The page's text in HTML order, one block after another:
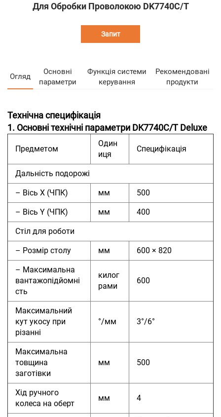
Для Обробки Проволокою DK7740C/T
Запит
Огляд
Основні
параметри
Функція системи
керування
Рекомендовані
продукти
Технічна специфікація
1. Основні технічні параметри DK7740C/T Deluxe
Предметом
Один
иця
Специфікація
Дальність подорожі
– Вісь X (ЧПК) мм 500
– Вісь Y (ЧПК) мм 400
Стіл для роботи
– Розмір столу мм 600 × 820
– Максимальна
вантажопідйомні
сть
килог
рами
600
Максимальний
кут укосу при
різанні
°/мм 3°/6°
Максимальна
товщина
заготівки
мм 500
Хід ручного
колеса на оберт
мм 4